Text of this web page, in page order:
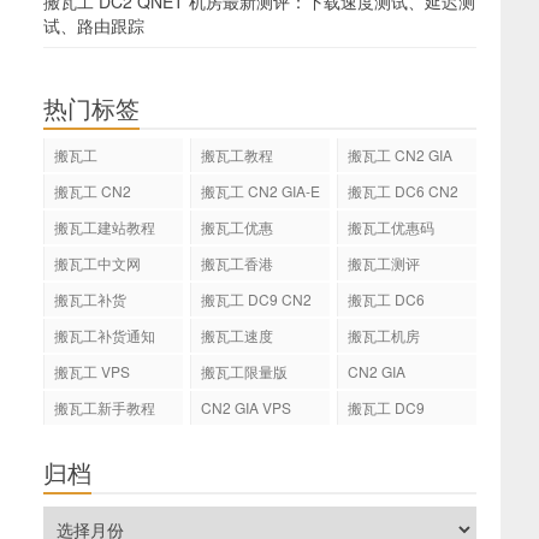
试、路由跟踪
热门标签
搬瓦工 搬瓦工教程
搬瓦工 CN2 GIA
搬瓦工 CN2
搬瓦工 CN2 GIA-E
搬瓦工 DC6 CN2
搬瓦工建站教程 搬瓦工优惠
搬瓦工优惠码
搬瓦工中文网
搬瓦工香港
搬瓦工测评
搬瓦工补货
搬瓦工 DC9 CN2
搬瓦工 DC6
搬瓦工补货通知
搬瓦工速度
搬瓦工机房
搬瓦工 VPS
搬瓦工限量版
CN2 GIA
搬瓦工新手教程
CN2 GIA VPS 搬瓦工 DC9
归档